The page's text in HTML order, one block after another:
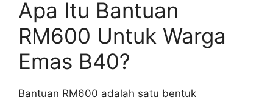
Apa Itu Bantuan
RM600 Untuk Warga
Emas B40?
Bantuan RM600 adalah satu bentuk